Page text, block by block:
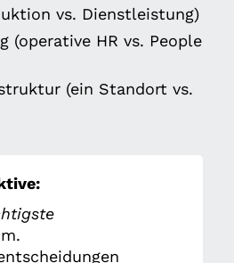
vs. Dienstleistung)
(operative HR vs. People
(ein Standort vs.